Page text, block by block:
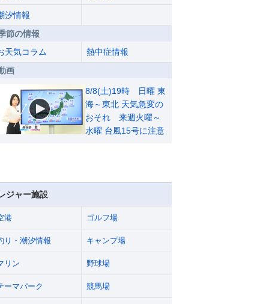
汐情報
節の情報
天気コラム
熱中症情報
画
8/8(土)19時 日曜 東
海～東北 天気急変の
おそれ 来週火曜～
水曜 台風15号に注意
ジャー施設
港 ゴルフ場
り・潮汐情報 キャンプ場
リン 野球場
ーマパーク 競馬場